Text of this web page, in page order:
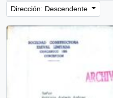
Dirección: Descendente